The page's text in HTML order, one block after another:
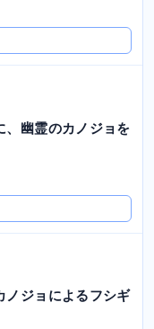
、幽霊のカノジョを
ノジョによるフシギ